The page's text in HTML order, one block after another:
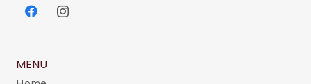
MENU